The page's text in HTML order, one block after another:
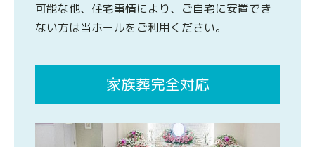
可能な他、住宅事情により、ご自宅に安置でき
ない方は当ホールをご利用ください。
家族葬完全対応